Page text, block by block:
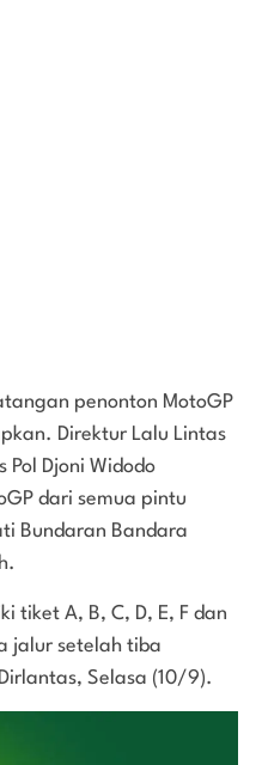
penonton MotoGP
Direktur Lalu Lintas
Pol Djoni Widodo
dari semua pintu
Bundaran Bandara
tiket A, B, C, D, E, F dan
jalur setelah tiba
Selasa (10/9).